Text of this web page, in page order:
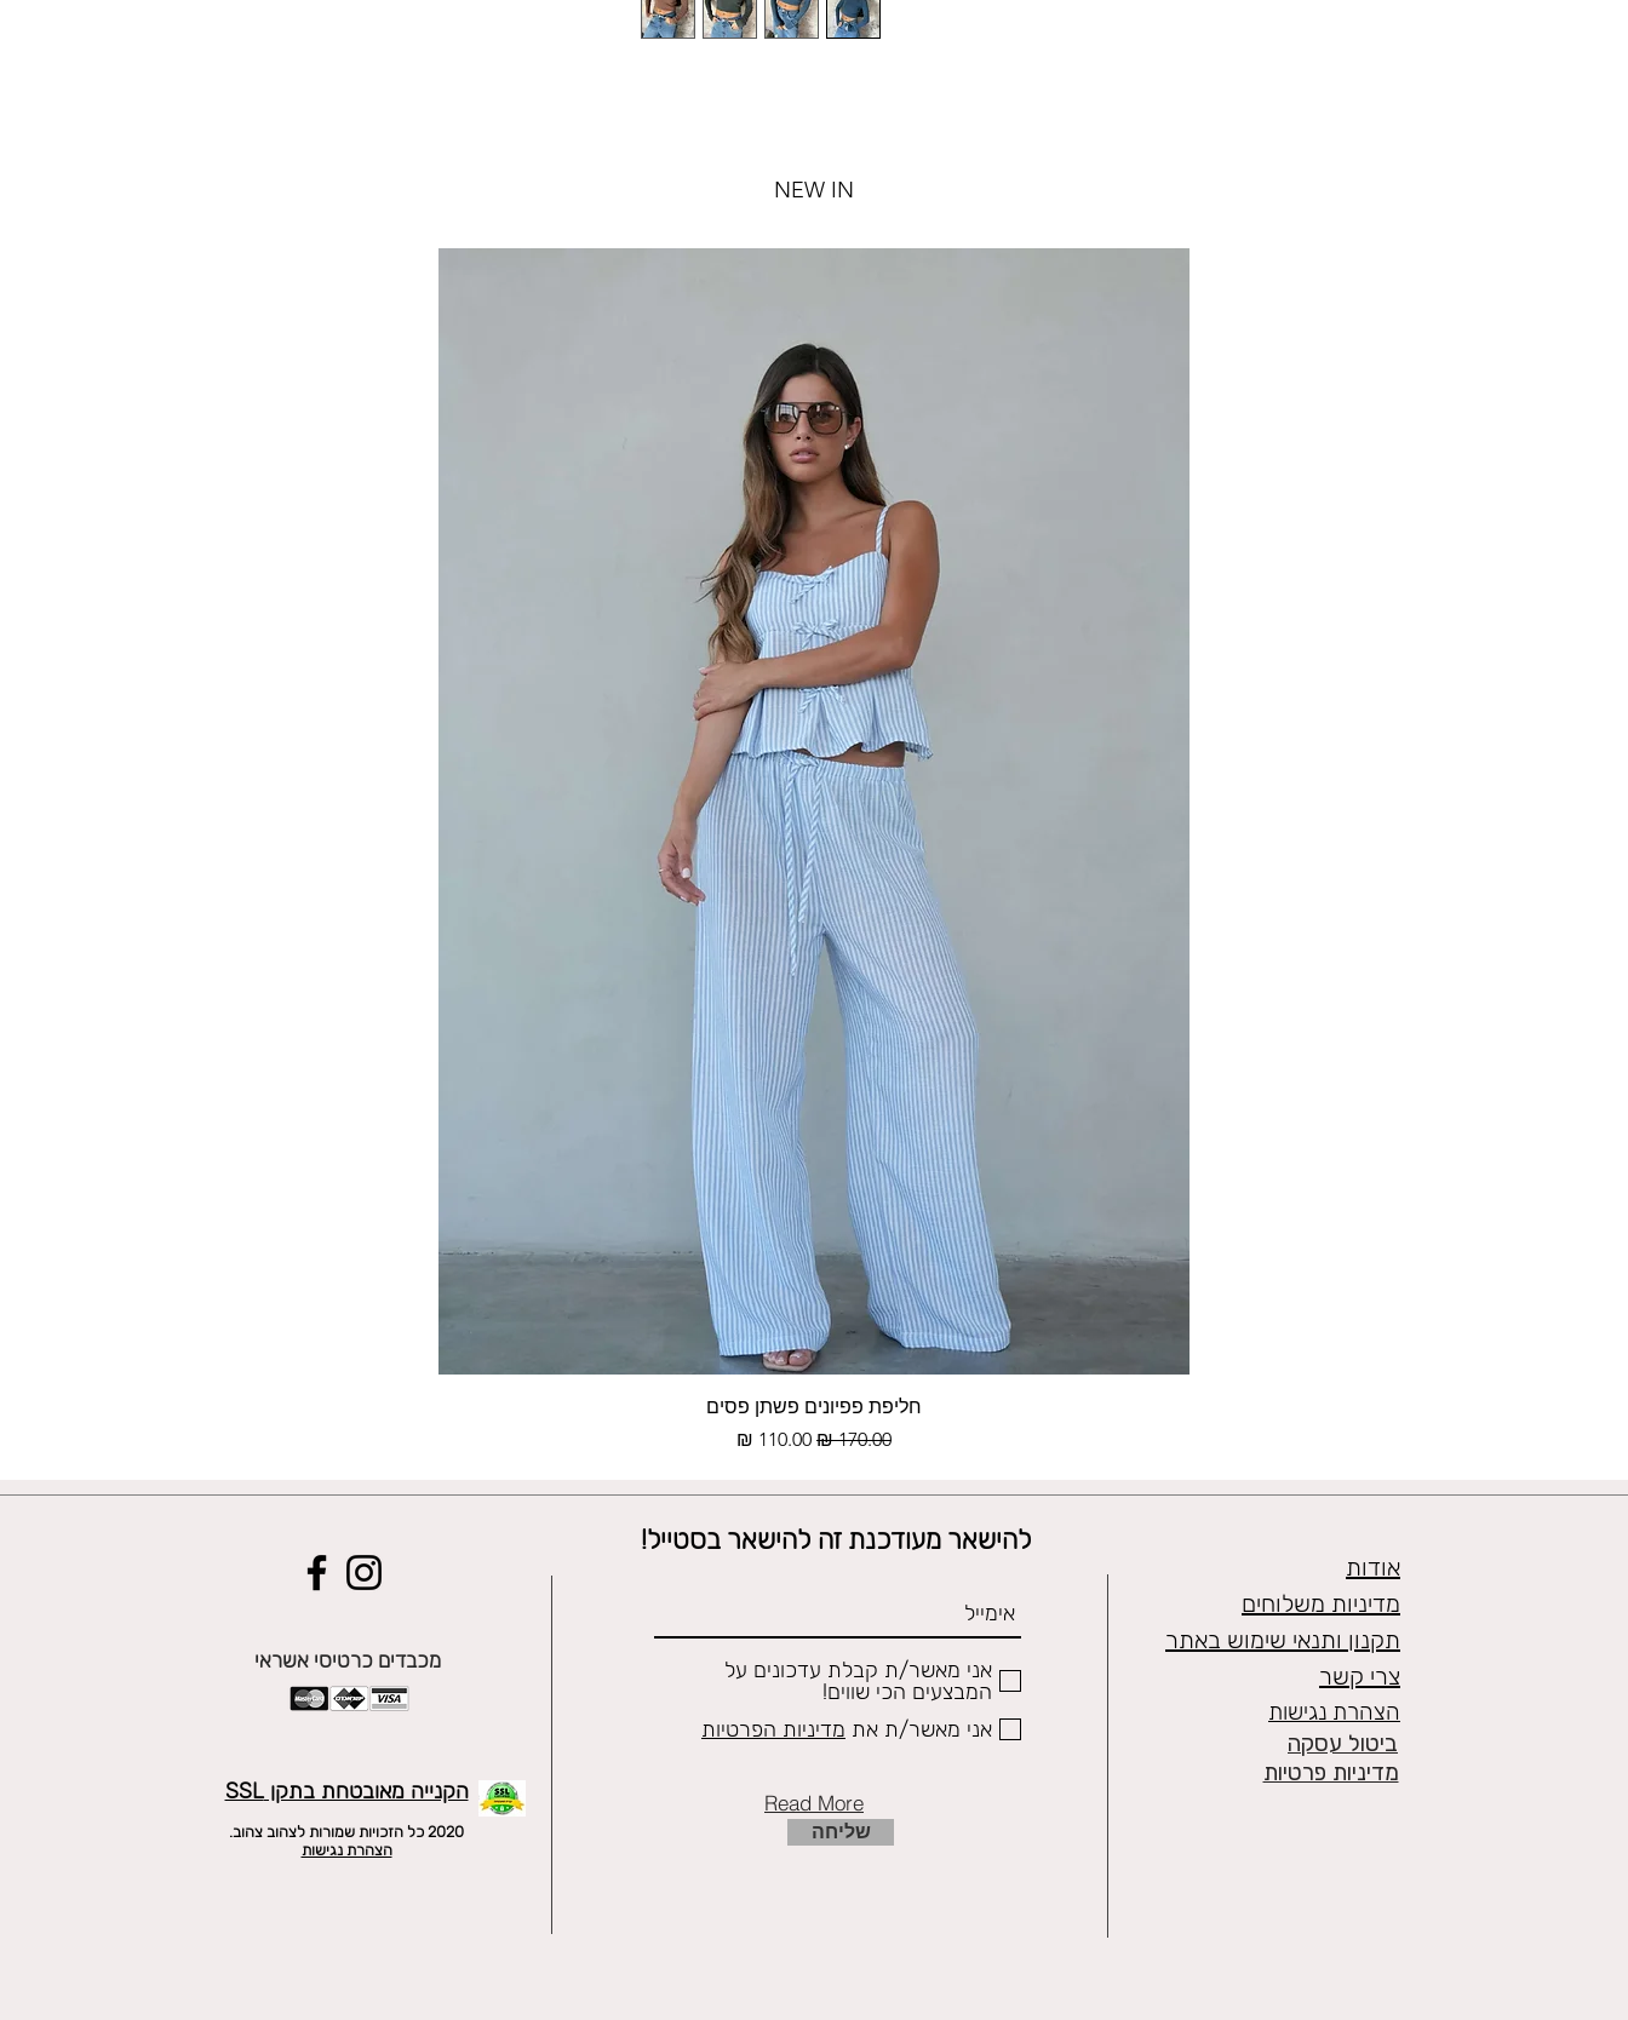
NEW IN
תצוגה מהירה
חליפת פפיונים פשתן פסים
מחיר רגיל מחיר מבצע
מכבדים כרטיסי אשראי
הקנייה מאובטחת בתקן SSL
2020 כל הזכויות שמורות לצהוב צהוב.
הצהרת נגישות
להישאר מעודכנת זה להישאר בסטייל!
אני מאשר/ת קבלת עדכונים על
המבצעים הכי שווים!
אני מאשר/ת את מדיניות הפרטיות
שליחה
אודות
מדיניות משלוחים
תקנון ותנאי שימוש באתר
צרי קשר
הצהרת נגישות
מדיניות פרטיות
ביטול עסקה
Read More